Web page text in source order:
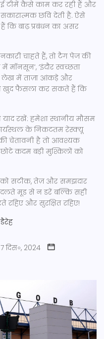
टीमें कैसे काम कर रही हैं और
छवि देती है. ऐसे
बाढ़ प्रबंधन का असर
चाहते हैं, तो टैग पेज की
मॉनसून’, ‘इंदौर स्वच्छता
लेख में ताज़ा आंकड़े और
खुद फैसला कर सकते हैं कि
रखें: हमेशा स्थानीय मौसम
के निकटतम रेस्क्यू
चेतावनी है तो आवश्यक
कदम बड़ी मुश्किलों को
सटीक, तेज़ और समझदार
मूड से न डरें बल्कि सही
और सुरक्षित रहिए!
डैरेह
7 दिस॰, 2024